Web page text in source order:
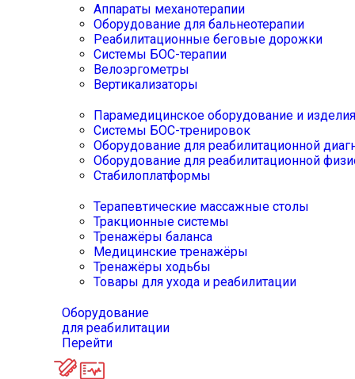
Аппараты механотерапии
Оборудование для бальнеотерапии
Реабилитационные беговые дорожки
Системы БОС-терапии
Велоэргометры
Вертикализаторы
Парамедицинское оборудование и изделия
Системы БОС-тренировок
Оборудование для реабилитационной
Оборудование для реабилитационной
Стабилоплатформы
Терапевтические массажные столы
Тракционные системы
Тренажёры баланса
Медицинские тренажёры
Тренажёры ходьбы
Товары для ухода и реабилитации
Оборудование
для реабилитации
Перейти